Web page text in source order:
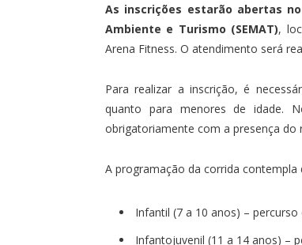
As inscrições estarão abertas
Ambiente e Turismo (SEMAT),
Arena Fitness. O atendimento será
Para realizar a inscrição, é
quanto para menores de idade.
obrigatoriamente com a presença do
A programação da corrida contempla
Infantil (7 a 10 anos) –
Infantojuvenil (11 a 14 anos) –